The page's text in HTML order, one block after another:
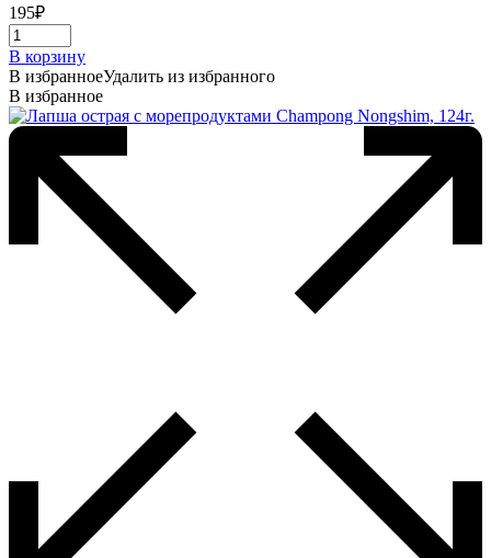
195₽
В корзину
В избранноеУдалить из избранного
В избранное